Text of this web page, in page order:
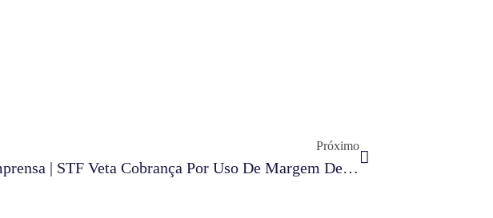
Próximo
Destaque Na Imprensa | STF Veta Cobrança Por Uso De Margem De Rodovia Para Transmissão De Energia